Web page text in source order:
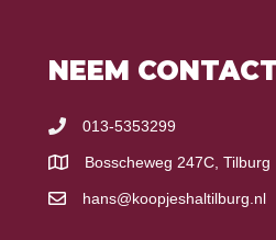
NEEM
013-5353299
Bosscheweg 247C, Tilburg
hans@koopjeshaltilburg.nl